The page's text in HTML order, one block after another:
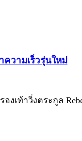
ความเร็วรุ่นใหม่
รองเท้าวิ่งตระกูล